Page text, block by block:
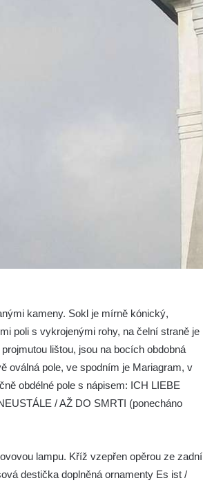
kameny. Sokl je mírně kónický,
poli s vykrojenými rohy, na čelní straně je
lištou, jsou na bocích obdobná
oválná pole, ve spodním je Mariagram, v
obdélné pole s nápisem: ICH LIEBE
/ AŽ DO SMRTI (ponecháno
lampu. Kříž vzepřen opěrou ze zadní
destička doplněná ornamenty Es ist /